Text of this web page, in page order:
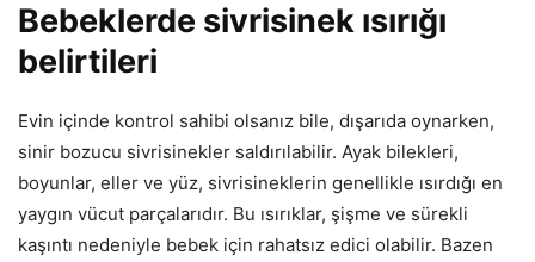
Bebeklerde sivrisinek ısırığı
belirtileri
Evin içinde kontrol sahibi olsanız bile, dışarıda oynarken,
sinir bozucu sivrisinekler saldırılabilir. Ayak bilekleri,
boyunlar, eller ve yüz, sivrisineklerin genellikle ısırdığı en
yaygın vücut parçalarıdır. Bu ısırıklar, şişme ve sürekli
kaşıntı nedeniyle bebek için rahatsız edici olabilir. Bazen